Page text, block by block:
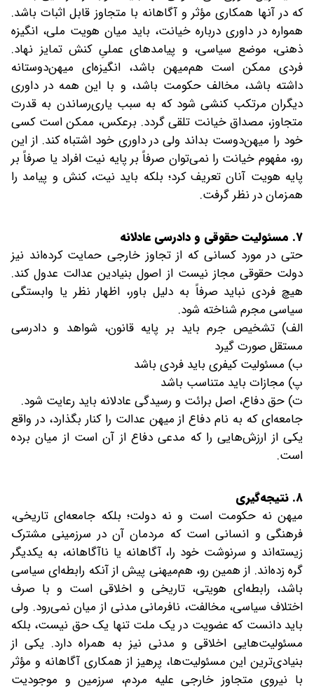
که در آنها همکاری مؤثر و آگاهانه با متجاوز قابل اثبات باشد.
همواره در داوری درباره خیانت، باید میان هویت ملی، انگیزه
ذهنی، موضع سیاسی، و پیامدهای عملیِ کنش تمایز نهاد.
فردی ممکن است هم‌میهن باشد، انگیزه‌ای میهن‌دوستانه
داشته باشد، مخالف حکومت باشد، و با این همه در داوری
دیگران مرتکب کنشی شود که به سبب یاری‌رساندن به قدرت
متجاوز، مصداق خیانت تلقی گردد. برعکس، ممکن است کسی
خود را میهن‌دوست بداند ولی در داوری خود اشتباه کند. از این
رو، مفهوم خیانت را نمی‌توان صرفاً بر پایه نیت افراد یا صرفاً بر
پایه هویت آنان تعریف کرد؛ بلکه باید نیت، کنش و پیامد را
همزمان در نظر گرفت.
۷. مسئولیت حقوقی و دادرسی عادلانه
حتی در مورد کسانی که از تجاوز خارجی حمایت کرده‌اند نیز
دولت حقوقی مجاز نیست از اصول بنیادین عدالت عدول کند.
هیچ فردی نباید صرفاً به دلیل باور، اظهار نظر یا وابستگی
سیاسی مجرم شناخته شود.
الف) تشخیص جرم باید بر پایه قانون، شواهد و دادرسی
مستقل صورت گیرد
ب) مسئولیت کیفری باید فردی باشد
پ) مجازات باید متناسب باشد
ت) حق دفاع، اصل برائت و رسیدگی عادلانه باید رعایت شود.
جامعه‌ای که به نام دفاع از میهن عدالت را کنار بگذارد، در واقع
یکی از ارزش‌هایی را که مدعی دفاع از آن است از میان برده
است.
۸. نتیجه‌گیری
میهن نه حکومت است و نه دولت؛ بلکه جامعه‌ای تاریخی،
فرهنگی و انسانی است که مردمان آن در سرزمینی مشترک
زیسته‌اند و سرنوشت خود را، آگاهانه یا ناآگاهانه، به یکدیگر
گره زده‌اند. از همین رو، هم‌میهنی پیش از آنکه رابطه‌ای سیاسی
باشد، رابطه‌ای هویتی، تاریخی و اخلاقی است و با صرف
اختلاف سیاسی، مخالفت، نافرمانی مدنی از میان نمی‌رود. ولی
باید دانست که عضویت در یک ملت تنها یک حق نیست، بلکه
مسئولیت‌هایی اخلاقی و مدنی نیز به همراه دارد. یکی از
بنیادی‌ترین این مسئولیت‌ها، پرهیز از همکاری آگاهانه و مؤثر
با نیروی متجاوز خارجی علیه مردم، سرزمین و موجودیت